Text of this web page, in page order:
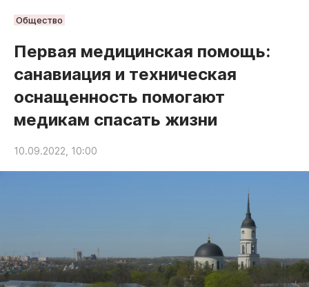
РУБРИКИ
Новости компаний
Статьи
Народные новости
Авто и транспорт
Благоустройство
Общество
Погода
Общество
Первая медицинская помощь:
санавиация и техническая
оснащенность помогают
медикам спасать жизни
10.09.2022, 10:00